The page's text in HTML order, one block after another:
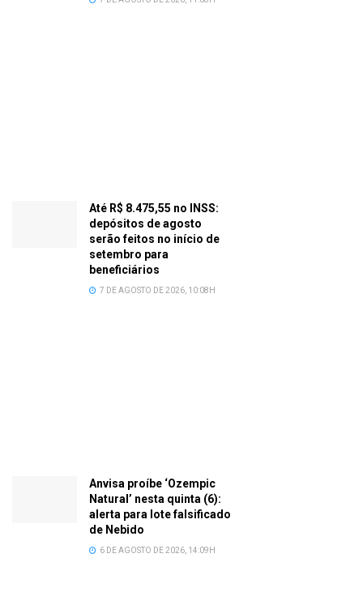
Até R$ 8.475,55 no INSS:
depósitos de agosto
serão feitos no início de
setembro para
beneficiários
7 DE AGOSTO DE 2026, 10:08H
Anvisa proíbe ‘Ozempic
Natural’ nesta quinta (6):
alerta para lote falsificado
de Nebido
6 DE AGOSTO DE 2026, 14:09H